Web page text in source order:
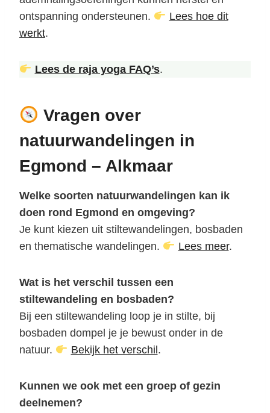
ontspanning ondersteunen.
Lees hoe dit
werkt.
Lees de raja yoga FAQ’s.
Vragen over
natuurwandelingen in
Egmond – Alkmaar
Welke soorten natuurwandelingen kan ik
doen rond Egmond en omgeving?
Je kunt kiezen uit stiltewandelingen, bosbaden
en thematische wandelingen.
Lees meer.
Wat is het verschil tussen een
stiltewandeling en bosbaden?
Bij een stiltewandeling loop je in stilte, bij
bosbaden dompel je je bewust onder in de
natuur.
Bekijk het verschil .
Kunnen we ook met een groep of gezin
deelnemen?